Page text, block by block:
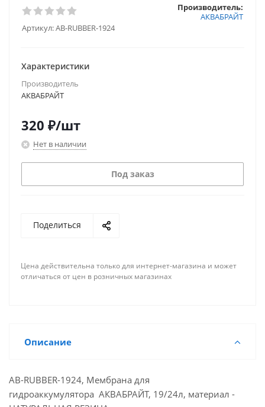
Артикул:AB-RUBBER-1924
Производитель:
АКВАБРАЙТ
Характеристики
Производитель
АКВАБРАЙТ
320 ₽/шт
Нет в наличии
Под заказ
Поделиться
Цена действительна только для интернет-магазина и может
отличаться от цен в розничных магазинах
Описание
AB-RUBBER-1924, Мембрана для
гидроаккумулятора АКВАБРАЙТ, 19/24л, материал -